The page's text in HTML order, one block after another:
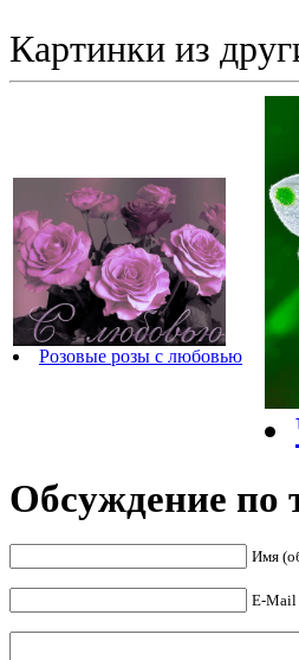
Картинки из
Розовые розы с любовью
Обсуждение по
Имя
E-Mail